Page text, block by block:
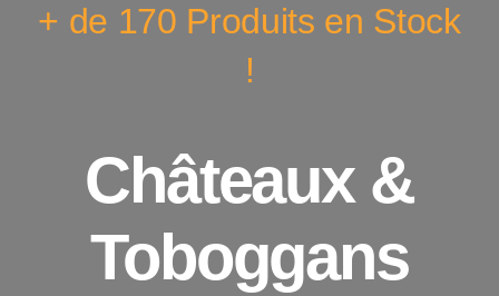
+ de 170 Produits en Stock
!
Châteaux &
Toboggans